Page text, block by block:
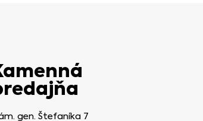
gen. Štefaníka 7